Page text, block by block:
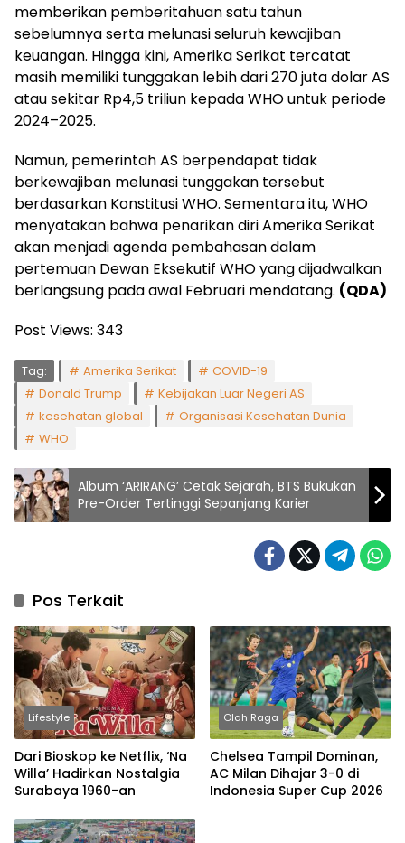
memberikan pemberitahuan satu tahun
sebelumnya serta melunasi seluruh kewajiban
keuangan. Hingga kini, Amerika Serikat tercatat
masih memiliki tunggakan lebih dari 270 juta dolar AS
atau sekitar Rp4,5 triliun kepada WHO untuk periode
2024–2025.
Namun, pemerintah AS berpendapat tidak
berkewajiban melunasi tunggakan tersebut
berdasarkan Konstitusi WHO. Sementara itu, WHO
menyatakan bahwa penarikan diri Amerika Serikat
akan menjadi agenda pembahasan dalam
pertemuan Dewan Eksekutif WHO yang dijadwalkan
berlangsung pada awal Februari mendatang. (QDA)
Post Views: 343
Tag: Amerika Serikat
COVID-19
Donald Trump
Kebijakan Luar Negeri AS
kesehatan global
Organisasi Kesehatan Dunia
WHO
Album ‘ARIRANG’ Cetak Sejarah, BTS Bukukan
Pre-Order Tertinggi Sepanjang Karier
Pos Terkait
Lifestyle
Dari Bioskop ke Netflix, ‘Na
Willa’ Hadirkan Nostalgia
Surabaya 1960-an
Olah Raga
Chelsea Tampil Dominan,
AC Milan Dihajar 3-0 di
Indonesia Super Cup 2026